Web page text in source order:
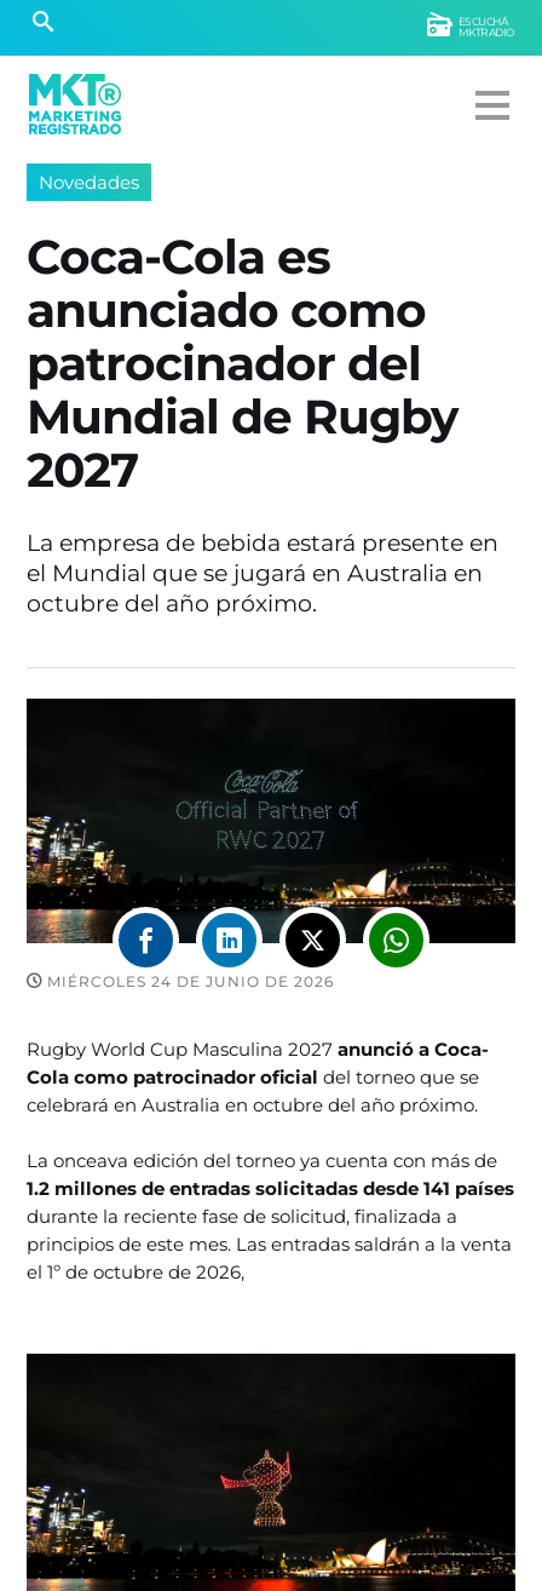
ESCUCHÁ
MKTRADIO
Novedades
Coca-Cola es
anunciado como
patrocinador del
Mundial de Rugby
2027
La empresa de bebida estará presente en
el Mundial que se jugará en Australia en
octubre del año próximo.
MIÉRCOLES 24 DE JUNIO DE 2026
Rugby World Cup Masculina 2027 anunció a Coca-
Cola como patrocinador oficialdel torneo que se
celebrará en Australia en octubre del año próximo.
La onceava edición del torneo ya cuenta con más de
1.2 millones de entradas solicitadas desde 141 países
durante la reciente fase de solicitud, finalizada a
principios de este mes. Las entradas saldrán a la venta
el 1º de octubre de 2026,